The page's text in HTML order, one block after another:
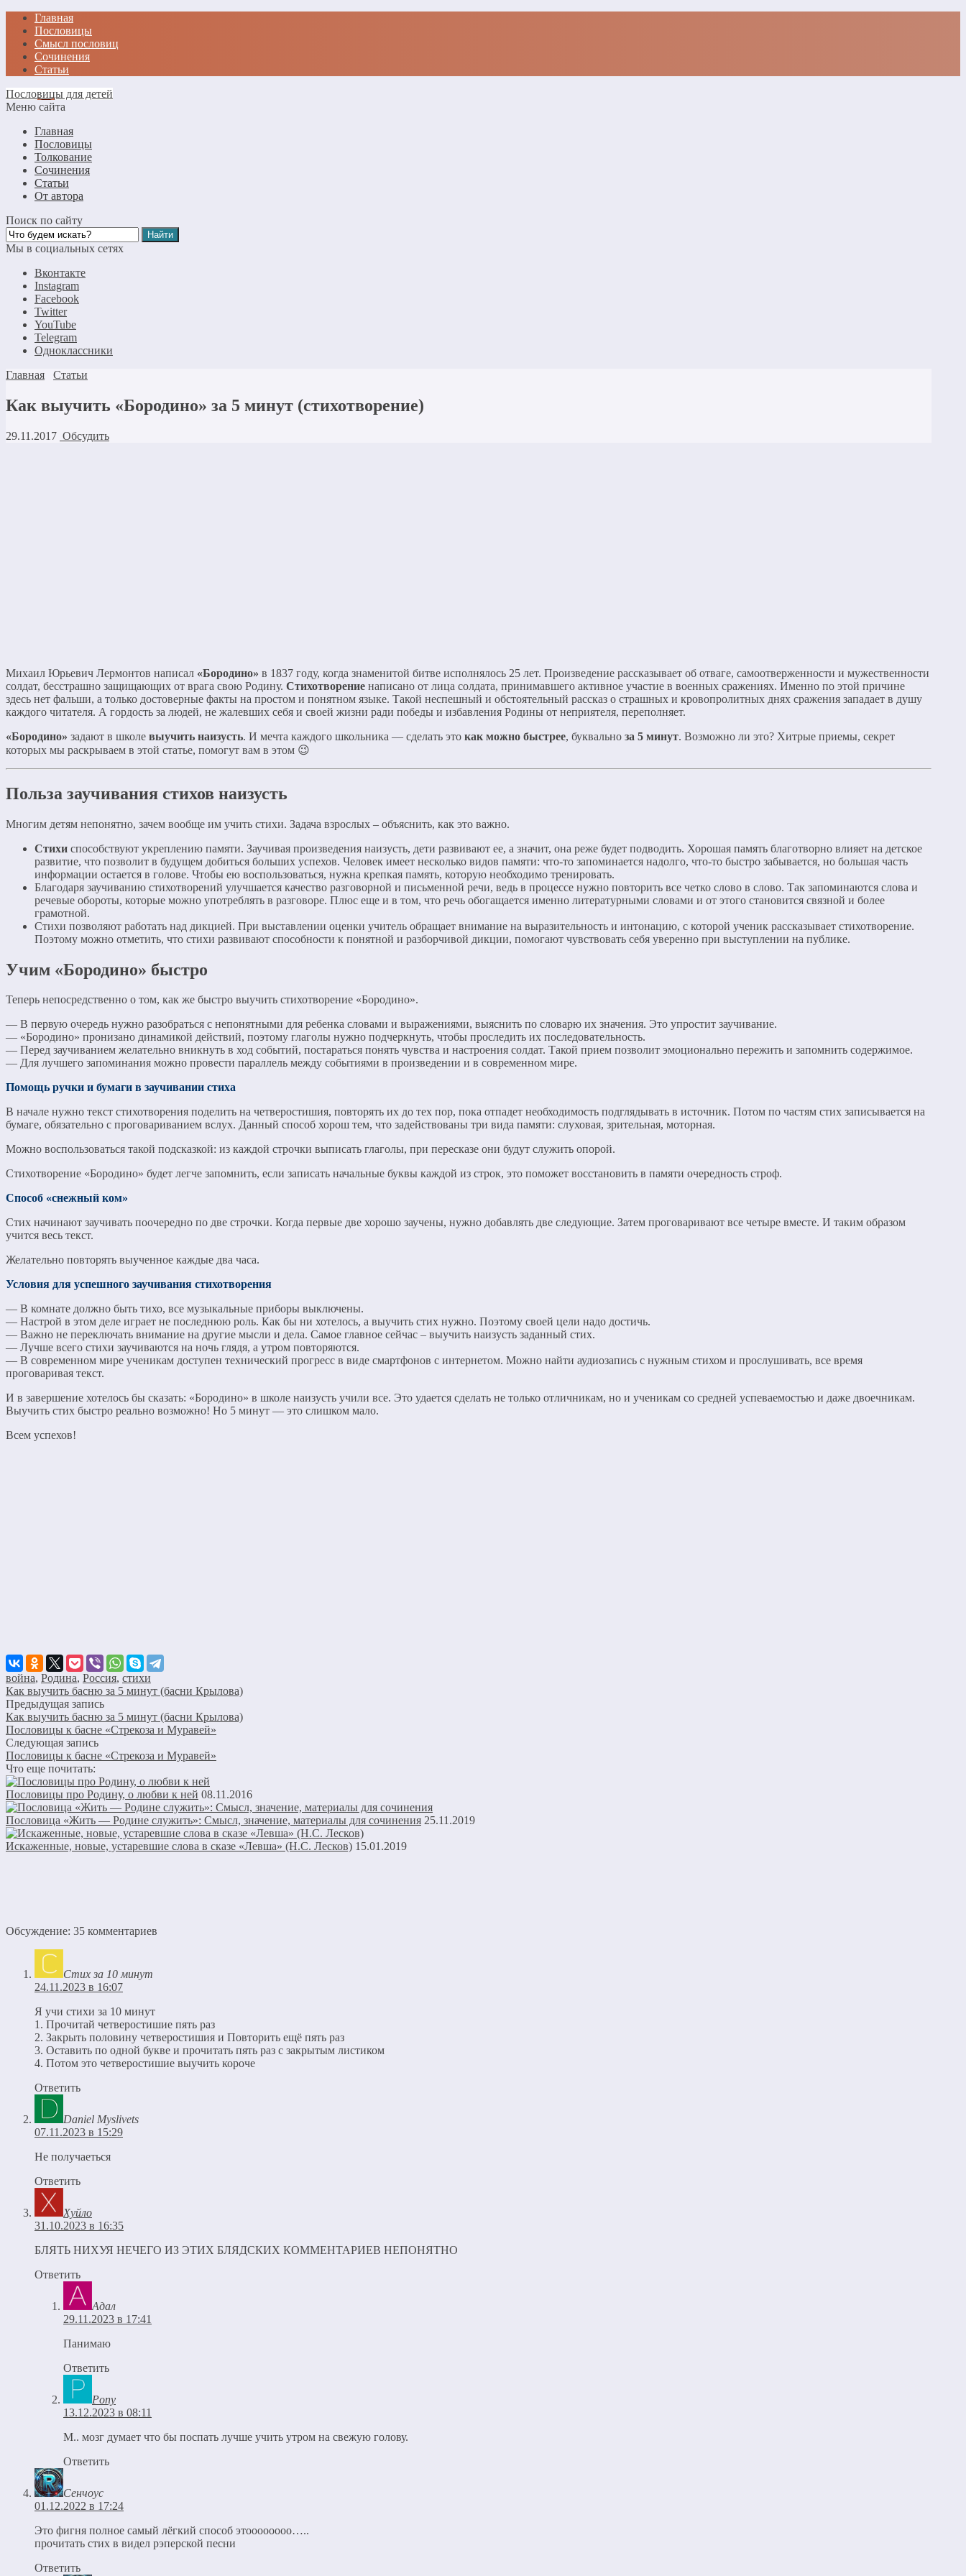
Главная
Пословицы
Смысл пословиц
Сочинения
Статьи
Пословицы для детей
Меню сайта
Главная
Пословицы
Толкование
Сочинения
Статьи
От автора
Поиск по сайту
Мы в социальных сетях
Вконтакте
Instagram
Facebook
Twitter
YouTube
Telegram
Одноклассники
Главная
Статьи
Как выучить «Бородино» за 5 минут (стихотворение)
29.11.2017 Обсудить
Михаил Юрьевич Лермонтов написал «Бородино» в 1837 году, когда знаменитой битве исполнялось 25 лет. Произведение рассказывает об отваге, самоотверженности и мужественности
солдат, бесстрашно защищающих от врага свою Родину. Стихотворение написано от лица солдата, принимавшего активное участие в военных сражениях. Именно по этой причине
здесь нет фальши, а только достоверные факты на простом и понятном языке. Такой неспешный и обстоятельный рассказ о страшных и кровопролитных днях сражения западает в душу
каждого читателя. А гордость за людей, не жалевших себя и своей жизни ради победы и избавления Родины от неприятеля, переполняет.
«Бородино» задают в школе выучить наизусть. И мечта каждого школьника — сделать это как можно быстрее, буквально за 5 минут. Возможно ли это? Хитрые приемы, секрет
которых мы раскрываем в этой статье, помогут вам в этом 😉
Польза заучивания стихов наизусть
Многим детям непонятно, зачем вообще им учить стихи. Задача взрослых – объяснить, как это важно.
Стихи способствуют укреплению памяти. Заучивая произведения наизусть, дети развивают ее, а значит, она реже будет подводить. Хорошая память благотворно влияет на детское
развитие, что позволит в будущем добиться больших успехов. Человек имеет несколько видов памяти: что-то запоминается надолго, что-то быстро забывается, но большая часть
информации остается в голове. Чтобы ею воспользоваться, нужна крепкая память, которую необходимо тренировать.
Благодаря заучиванию стихотворений улучшается качество разговорной и письменной речи, ведь в процессе нужно повторить все четко слово в слово. Так запоминаются слова и
речевые обороты, которые можно употреблять в разговоре. Плюс еще и в том, что речь обогащается именно литературными словами и от этого становится связной и более
грамотной.
Стихи позволяют работать над дикцией. При выставлении оценки учитель обращает внимание на выразительность и интонацию, с которой ученик рассказывает стихотворение.
Поэтому можно отметить, что стихи развивают способности к понятной и разборчивой дикции, помогают чувствовать себя уверенно при выступлении на публике.
Учим «Бородино» быстро
Теперь непосредственно о том, как же быстро выучить стихотворение «Бородино».
— В первую очередь нужно разобраться с непонятными для ребенка словами и выражениями, выяснить по словарю их значения. Это упростит заучивание.
— «Бородино» пронизано динамикой действий, поэтому глаголы нужно подчеркнуть, чтобы проследить их последовательность.
— Перед заучиванием желательно вникнуть в ход событий, постараться понять чувства и настроения солдат. Такой прием позволит эмоционально пережить и запомнить содержимое.
— Для лучшего запоминания можно провести параллель между событиями в произведении и в современном мире.
Помощь ручки и бумаги в заучивании стиха
В начале нужно текст стихотворения поделить на четверостишия, повторять их до тех пор, пока отпадет необходимость подглядывать в источник. Потом по частям стих записывается на
бумаге, обязательно с проговариванием вслух. Данный способ хорош тем, что задействованы три вида памяти: слуховая, зрительная, моторная.
Можно воспользоваться такой подсказкой: из каждой строчки выписать глаголы, при пересказе они будут служить опорой.
Стихотворение «Бородино» будет легче запомнить, если записать начальные буквы каждой из строк, это поможет восстановить в памяти очередность строф.
Способ «снежный ком»
Стих начинают заучивать поочередно по две строчки. Когда первые две хорошо заучены, нужно добавлять две следующие. Затем проговаривают все четыре вместе. И таким образом
учится весь текст.
Желательно повторять выученное каждые два часа.
Условия для успешного заучивания стихотворения
— В комнате должно быть тихо, все музыкальные приборы выключены.
— Настрой в этом деле играет не последнюю роль. Как бы ни хотелось, а выучить стих нужно. Поэтому своей цели надо достичь.
— Важно не переключать внимание на другие мысли и дела. Самое главное сейчас – выучить наизусть заданный стих.
— Лучше всего стихи заучиваются на ночь глядя, а утром повторяются.
— В современном мире ученикам доступен технический прогресс в виде смартфонов с интернетом. Можно найти аудиозапись с нужным стихом и прослушивать, все время
проговаривая текст.
И в завершение хотелось бы сказать: «Бородино» в школе наизусть учили все. Это удается сделать не только отличникам, но и ученикам со средней успеваемостью и даже двоечникам.
Выучить стих быстро реально возможно! Но 5 минут — это слишком мало.
Всем успехов!
война, Родина, Россия, стихи
Как выучить басню за 5 минут (басни Крылова)
Предыдущая запись
Как выучить басню за 5 минут (басни Крылова)
Пословицы к басне «Стрекоза и Муравей»
Следующая запись
Пословицы к басне «Стрекоза и Муравей»
Что еще почитать:
Пословицы про Родину, о любви к ней 08.11.2016
Пословица «Жить — Родине служить»: Смысл, значение, материалы для сочинения 25.11.2019
Искаженные, новые, устаревшие слова в сказе «Левша» (Н.С. Лесков) 15.01.2019
Обсуждение: 35 комментариев
Стих за 10 минут
24.11.2023 в 16:07
Я учи стихи за 10 минут
1. Прочитай четверостишие пять раз
2. Закрыть половину четверостишия и Повторить ещё пять раз
3. Оставить по одной букве и прочитать пять раз с закрытым листиком
4. Потом это четверостишие выучить короче
Ответить
Daniel Myslivets
07.11.2023 в 15:29
Не получаеться
Ответить
Хуйло
31.10.2023 в 16:35
БЛЯТЬ НИХУЯ НЕЧЕГО ИЗ ЭТИХ БЛЯДСКИХ КОММЕНТАРИЕВ НЕПОНЯТНО
Ответить
Адал
29.11.2023 в 17:41
Панимаю
Ответить
Pony
13.12.2023 в 08:11
М.. мозг думает что бы поспать лучше учить утром на свежую голову.
Ответить
Сенчоус
01.12.2022 в 17:24
Это фигня полное самый лёгкий способ этоооооооо…..
прочитать стих в видел рэперской песни
Ответить